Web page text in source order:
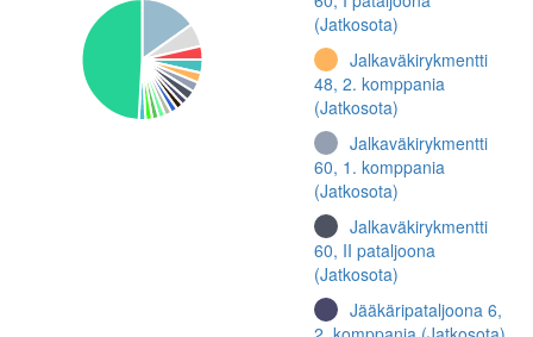
(Jatkosota)
Jalkaväkirykmentti
48, 2. komppania
(Jatkosota)
Jalkaväkirykmentti
60, 1. komppania
(Jatkosota)
Jalkaväkirykmentti
60, II pataljoona
(Jatkosota)
Jääkäripataljoona 6,